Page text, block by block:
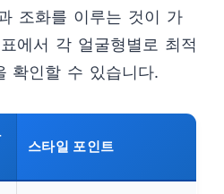
조화를 이루는 것이 가
에서 각 얼굴형별로 최적
확인할 수 있습니다.
스타일 포인트